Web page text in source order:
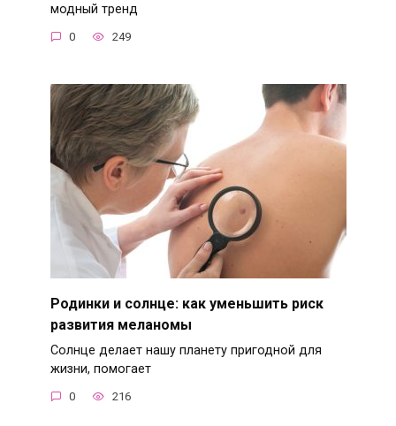
модный тренд
0 249
Родинки и солнце: как уменьшить риск
развития меланомы
Солнце делает нашу планету пригодной для
жизни, помогает
0 216